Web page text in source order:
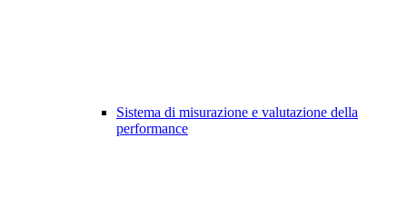
Sistema di misurazione e valutazione della
performance